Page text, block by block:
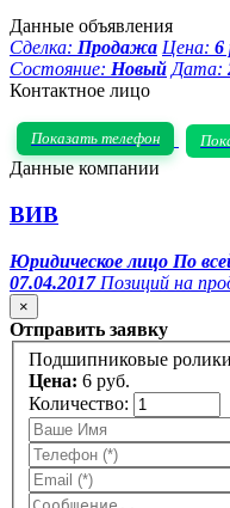
Данные объявления
Сделка: Продажа Цена: 6
Состояние: Новый Дата:
Контактное лицо
Показать телефон
Данные компании
ВИВ
Юридическое лицо По
07.04.2017 Позиций на
×
Отправить заявку
Подшипниковые
Цена: 6 руб.
Количество: